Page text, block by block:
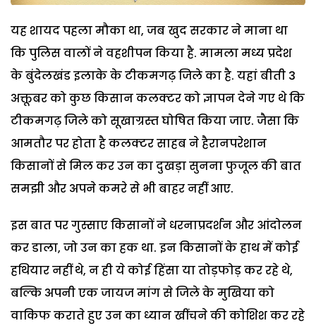
यह शायद पहला मौका था, जब खुद सरकार ने माना था
कि पुलिस वालों ने वहशीपन किया है. मामला मध्य प्रदेश
के बुंदेलखंड इलाके के टीकमगढ़ जिले का है. यहां बीती 3
अक्तूबर को कुछ किसान कलक्टर को ज्ञापन देने गए थे कि
टीकमगढ़ जिले को सूखाग्रस्त घोषित किया जाए. जैसा कि
आमतौर पर होता है कलक्टर साहब ने हैरानपरेशान
किसानों से मिल कर उन का दुखड़ा सुनना फुजूल की बात
समझी और अपने कमरे से भी बाहर नहीं आए.
इस बात पर गुस्साए किसानों ने धरनाप्रदर्शन और आंदोलन
कर डाला, जो उन का हक था. इन किसानों के हाथ में कोई
हथियार नहीं थे, न ही ये कोई हिंसा या तोड़फोड़ कर रहे थे,
बल्कि अपनी एक जायज मांग से जिले के मुखिया को
वाकिफ कराते हुए उन का ध्यान खींचने की कोशिश कर रहे